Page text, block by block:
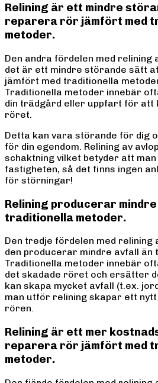
Relining är ett mindre
reparera rör jämfört med
metoder.
Den andra fördelen med relining
det är ett mindre störande sätt
jämfört med traditionella
Traditionella metoder innebär
din trädgård eller uppfart för att
röret.
Detta kan vara störande för dig
för din egendom. Relining av
schaktning vilket betyder att man
fastigheten, så det finns ingen
för störningar!
Relining producerar
traditionella metoder.
Den tredje fördelen med relining
den producerar mindre avfall än
Traditionella metoder innebär
det skadade röret och ersätter
kan skapa mycket avfall (t.ex.
man utför relining skapar ett
rören.
Relining är ett mer
reparera rör jämfört med
metoder.